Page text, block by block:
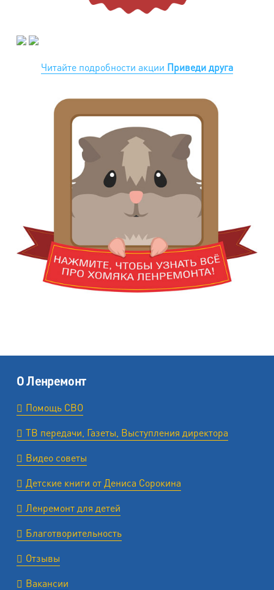
Читайте подробности акции Приведи друга
О Ленремонт
Помощь СВО
ТВ передачи, Газеты, Выступления директора
Видео советы
Детские книги от Дениса Сорокина
Ленремонт для детей
Благотворительность
Отзывы
Вакансии